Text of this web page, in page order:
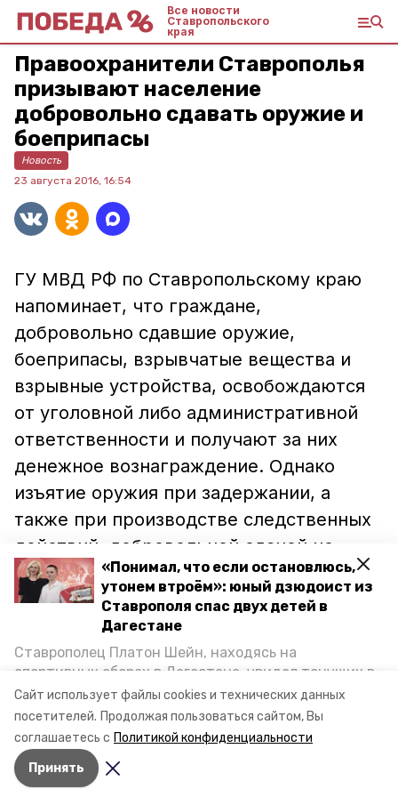
Сайт использует файлы cookies и технических данных
посетителей. Продолжая пользоваться сайтом, Вы
соглашаетесь с Политикой конфиденциальности
Принять
«Понимал, что если остановлюсь,
утонем втроём»: юный дзюдоист из
Ставрополя спас двух детей в
Дагестане
Ставрополец Платон Шейн, находясь на
спортивных сборах в Дегестане, увидел тонущих в
Каспийском море детей и бросился на помощь. По
возвращении домой, отважного мальчика
пригласили в министерство образования края и
наградили. Корреспондент «Победы26» пообщался
с юным героем.
Все новости
Ставропольского
края
Правоохранители Ставрополья
призывают население
добровольно сдавать оружие и
боеприпасы
Новость
23 августа 2016, 16:54
ГУ МВД РФ по Ставропольскому краю
напоминает, что граждане,
добровольно сдавшие оружие,
боеприпасы, взрывчатые вещества и
взрывные устройства, освобождаются
от уголовной либо административной
ответственности и получают за них
денежное вознаграждение. Однако
изъятие оружия при задержании, а
также при производстве следственных
действий, добровольной сдачей не
считается.